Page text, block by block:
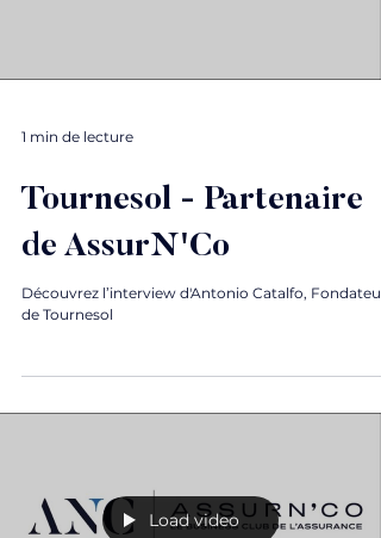
1 min de lecture
Tournesol - Partenaire
de AssurN'Co
Découvrez l’interview d'Antonio Catalfo, Fondateur
de Tournesol
Load video